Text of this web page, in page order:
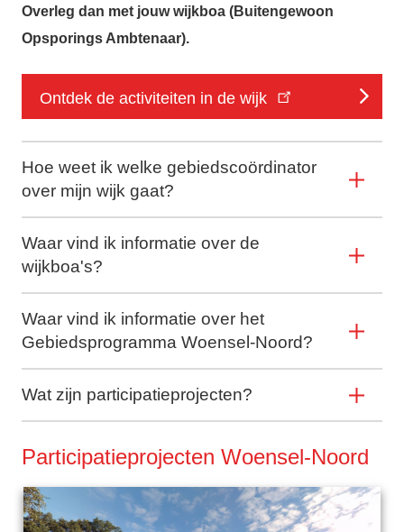
Overleg dan met jouw wijkboa (Buitengewoon
Opsporings Ambtenaar).
Ontdek de activiteiten in de wijk
Hoe weet ik welke gebiedscoördinator
over mijn wijk gaat?
Waar vind ik informatie over de
wijkboa's?
Waar vind ik informatie over het
Gebiedsprogramma Woensel-Noord?
Wat zijn participatieprojecten?
Participatieprojecten Woensel-Noord